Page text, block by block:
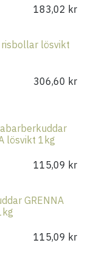
183,02 kr
risbollar lösvikt
306,60 kr
lösvikt 1kg
115,09 kr
GRENNA
115,09 kr